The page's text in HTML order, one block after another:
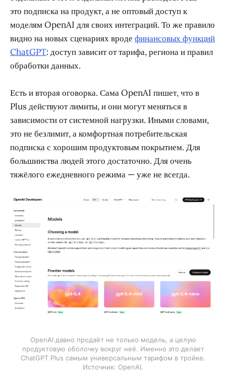
это подписка на продукт, а не оптовый доступ к
моделям OpenAI для своих интеграций. То же правило
видно на новых сценариях вроде финансовых функций
ChatGPT: доступ зависит от тарифа, региона и правил
обработки данных.
Есть и вторая оговорка. Сама OpenAI пишет, что в
Plus действуют лимиты, и они могут меняться в
зависимости от системной нагрузки. Иными словами,
это не безлимит, а комфортная потребительская
подписка с хорошим продуктовым покрытием. Для
большинства людей этого достаточно. Для очень
тяжёлого ежедневного режима — уже не всегда.
OpenAI давно продаёт не только модель, а целую
продуктовую оболочку вокруг неё. Именно это делает
ChatGPT Plus самым универсальным тарифом в тройке.
Источник: OpenAI.